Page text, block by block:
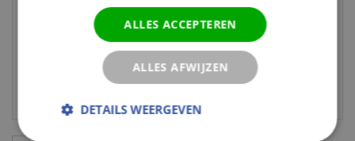
Uitvoering
Stomp
ALLES ACCEPTEREN
ALLES AFWIJZEN
DETAILS WEERGEVEN